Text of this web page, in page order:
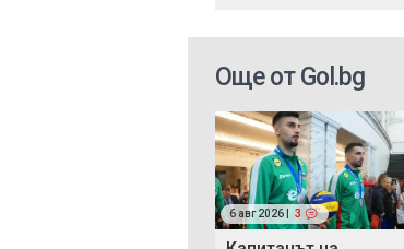
Още от Gol.bg
6 авг 2026 | 3